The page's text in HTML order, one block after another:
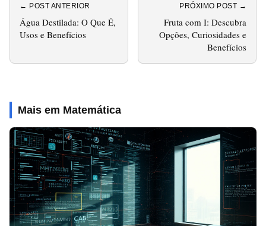
← POST ANTERIOR
Água Destilada: O Que É,
Usos e Benefícios
PRÓXIMO POST →
Fruta com I: Descubra
Opções, Curiosidades e
Benefícios
Mais em Matemática